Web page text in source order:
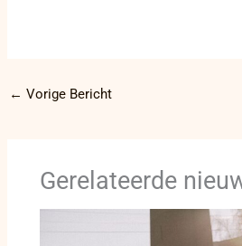
← Vorige Bericht
Gerelateerde